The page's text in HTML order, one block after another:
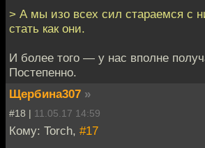
> А мы изо всех сил стараемся с
стать как они.
И более того — у нас вполне
Постепенно.
Щербина307 »
#18 | 11.05.17 14:59
Кому: Torch, #17